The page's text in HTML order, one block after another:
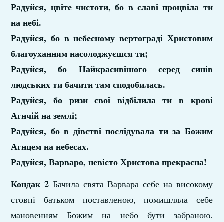
Радуйся, цвіте чистоти, бо в славі процвіла ти
на небі.
Радуйся, бо в небесному вертограді Христовим
благоуханням насолоджуєшся ти;
Радуйся, бо Найкрасивішого серед синів
людських ти бачити там сподобилась.
Радуйся, бо ризи свої відбілила ти в крові
Агнчій на землі;
Радуйся, бо в дівстві послідувала ти за Божим
Агнцем на небесах.
Радуйся, Варваро, невісто Христова прекрасна!
Кондак 2 Бачила свята Варвара себе на високому
стовпі батьком поставленою, помишляла себе
мановенням Божим на небо бути забраною.